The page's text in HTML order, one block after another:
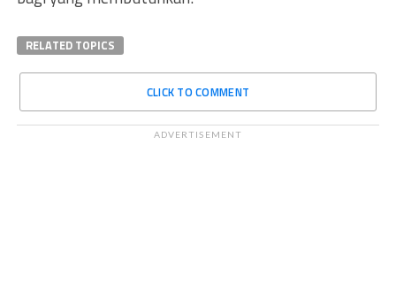
RELATED TOPICS
CLICK TO COMMENT
ADVERTISEMENT